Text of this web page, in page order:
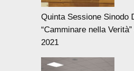
Quinta Sessione Sinodo
“Camminare nella
2021